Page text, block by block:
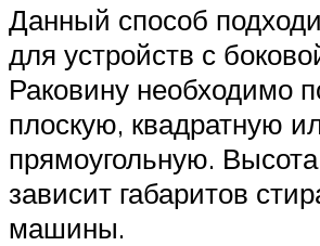
Данный способ
для устройств с
Раковину необходимо
плоскую, квадратную
прямоугольную. Высота
зависит габаритов
машины.